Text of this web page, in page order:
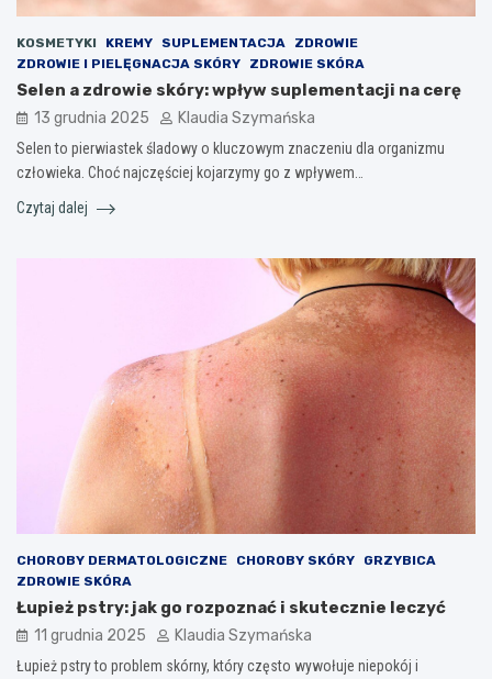
KOSMETYKI KREMY SUPLEMENTACJA
ZDROWIE
ZDROWIE I PIELĘGNACJA SKÓRY
ZDROWIE SKÓRA
Selen a zdrowie skóry: wpływ suplementacji na cerę
13 grudnia 2025 Klaudia Szymańska
Selen to pierwiastek śladowy o kluczowym znaczeniu dla organizmu
człowieka. Choć najczęściej kojarzymy go z wpływem…
Czytaj dalej
CHOROBY DERMATOLOGICZNE CHOROBY SKÓRY
GRZYBICA
ZDROWIE SKÓRA
Łupież pstry: jak go rozpoznać i skutecznie leczyć
11 grudnia 2025 Klaudia Szymańska
Łupież pstry to problem skórny, który często wywołuje niepokój i